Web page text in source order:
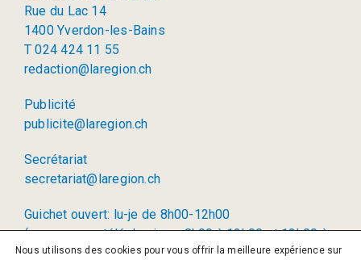
Rue du Lac 14
1400 Yverdon-les-Bains
T 024 424 11 55
redaction@laregion.ch
Publicité
publicite@laregion.ch
Secrétariat
secretariat@laregion.ch
Guichet ouvert: lu-je de 8h00-12h00
(permanence téléphonique: 8h00 à 12h00 et 13h00 à
17h00)
Nous utilisons des cookies pour vous offrir la meilleure expérience sur